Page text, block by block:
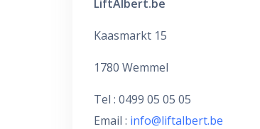
LiftAlbert.be
Kaasmarkt 15
1780 Wemmel
Tel : 0499 05 05 05
Email : info@liftalbert.be